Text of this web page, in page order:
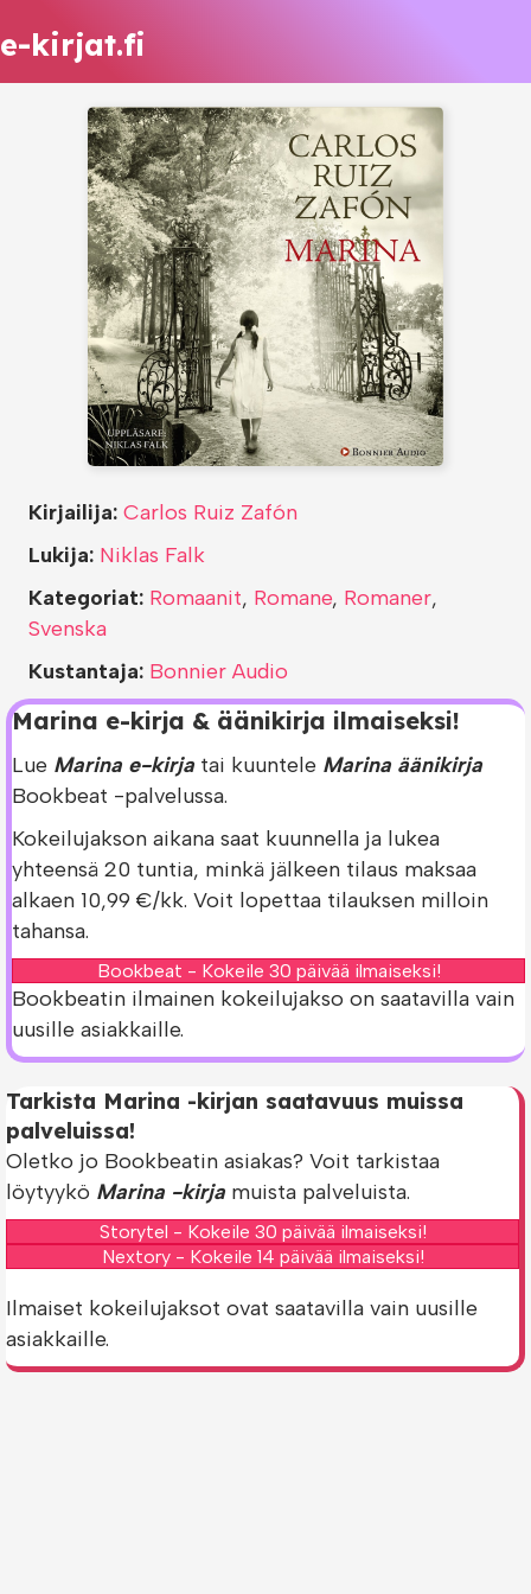
e-kirjat.fi
Marina e-kirja & äänikirja ilmaiseksi!
Lue Marina e-kirja tai kuuntele Marina äänikirja
Bookbeat -palvelussa.
Kokeilujakson aikana saat kuunnella ja lukea
yhteensä 20 tuntia, minkä jälkeen tilaus maksaa
alkaen 10,99 €/kk. Voit lopettaa tilauksen milloin
tahansa.
Bookbeat - Kokeile 30 päivää ilmaiseksi!
Bookbeatin ilmainen kokeilujakso on saatavilla vain
uusille asiakkaille.
Kirjailija: Carlos Ruiz Zafón
Lukija: Niklas Falk
Kategoriat: Romaanit, Romane, Romaner,
Svenska
Kustantaja: Bonnier Audio
Tarkista Marina -kirjan saatavuus muissa
palveluissa!
Oletko jo Bookbeatin asiakas? Voit tarkistaa
löytyykö Marina -kirja muista palveluista.
Storytel - Kokeile 30 päivää ilmaiseksi!
Nextory - Kokeile 14 päivää ilmaiseksi!
Ilmaiset kokeilujaksot ovat saatavilla vain uusille
asiakkaille.